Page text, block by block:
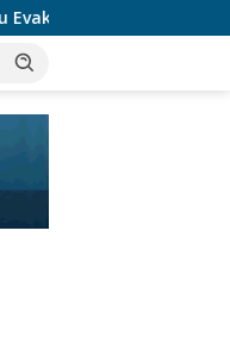
dalam Kegiatan